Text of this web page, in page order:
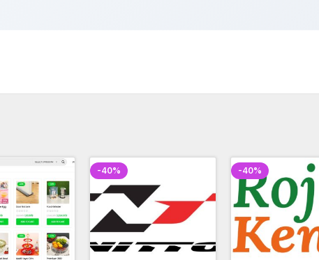
-40% -40%